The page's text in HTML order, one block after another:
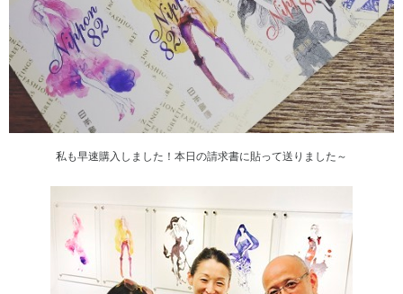
私も早速購入しました！本日の請求書に貼って送りました～